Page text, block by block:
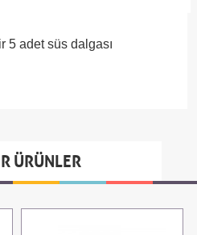
5 adet süs dalgası
ÜRÜNLER